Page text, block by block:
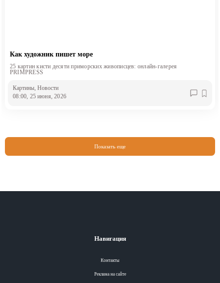
Как художник пишет море
25 картин кисти десяти приморских живописцев: онлайн-галерея
PRIMPRESS
Картины, Новости
08:00, 25 июня, 2026
Показать еще
Навигация
Контакты
Реклама на сайте